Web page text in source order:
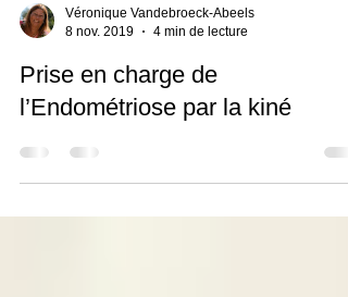
Véronique Vandebroeck-Abeels
8 nov. 2019
4 min de lecture
Prise en charge de